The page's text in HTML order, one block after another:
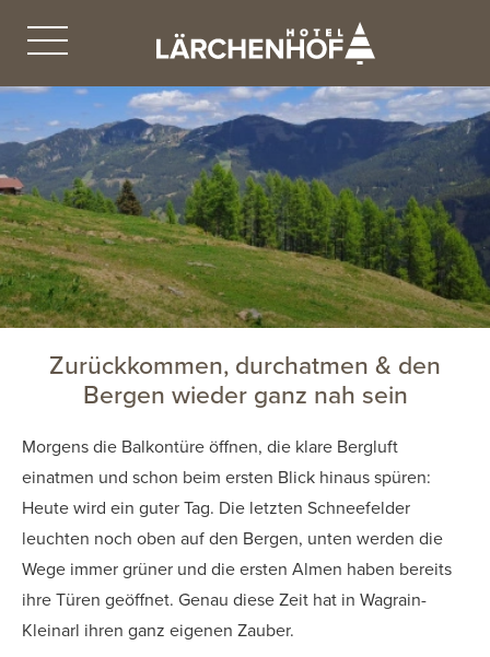
Zurückkommen, durchatmen & den
Bergen wieder ganz nah sein
Morgens die Balkontüre öffnen, die klare Bergluft
einatmen und schon beim ersten Blick hinaus spüren:
Heute wird ein guter Tag. Die letzten Schneefelder
leuchten noch oben auf den Bergen, unten werden die
Wege immer grüner und die ersten Almen haben bereits
ihre Türen geöffnet. Genau diese Zeit hat in Wagrain-
Kleinarl ihren ganz eigenen Zauber.